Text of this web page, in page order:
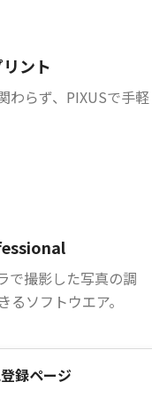
ント
わらず、PIXUSで手軽
で撮影した写真の調
るソフトウエア。
録ページ